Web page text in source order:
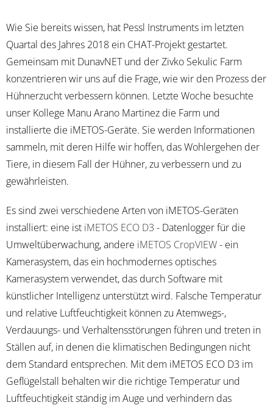
Wie Sie bereits wissen, hat Pessl Instruments im letzten
Quartal des Jahres 2018 ein CHAT-Projekt gestartet.
Gemeinsam mit DunavNET und der Zivko Sekulic Farm
konzentrieren wir uns auf die Frage, wie wir den Prozess der
Hühnerzucht verbessern können. Letzte Woche besuchte
unser Kollege Manu Arano Martinez die Farm und
installierte die iMETOS-Geräte. Sie werden Informationen
sammeln, mit deren Hilfe wir hoffen, das Wohlergehen der
Tiere, in diesem Fall der Hühner, zu verbessern und zu
gewährleisten.
Es sind zwei verschiedene Arten von iMETOS-Geräten
installiert: eine ist iMETOS ECO D3 - Datenlogger für die
Umweltüberwachung, andere iMETOS CropVIEW- ein
Kamerasystem, das ein hochmodernes optisches
Kamerasystem verwendet, das durch Software mit
künstlicher Intelligenz unterstützt wird. Falsche Temperatur
und relative Luftfeuchtigkeit können zu Atemwegs-,
Verdauungs- und Verhaltensstörungen führen und treten in
Ställen auf, in denen die klimatischen Bedingungen nicht
dem Standard entsprechen. Mit dem iMETOS ECO D3 im
Geflügelstall behalten wir die richtige Temperatur und
Luftfeuchtigkeit ständig im Auge und verhindern das